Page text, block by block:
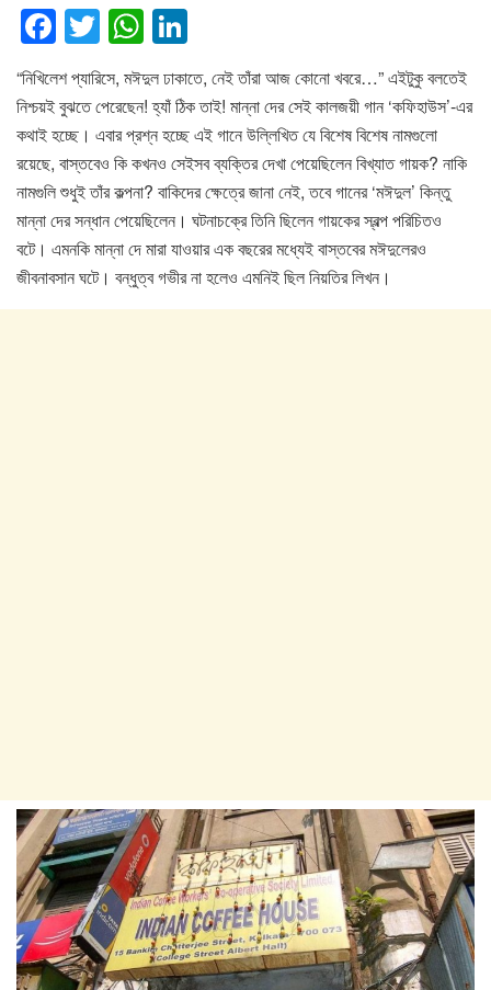
F
a
c
e
b
o
o
k
T
wi
tt
er
W
h
at
s
A
p
p
n
k
e
dI
n
“নিখিলেশ প্যারিসে, মঈদুল ঢাকাতে, নেই তাঁরা আজ কোনো খবরে…” এইটুকু বলতেই
নিশ্চয়ই বুঝতে পেরেছেন! হ্যাঁ ঠিক তাই! মান্না দের সেই কালজয়ী গান ‘কফিহাউস’-এর
কথাই হচ্ছে। এবার প্রশ্ন হচ্ছে এই গানে উল্লিখিত যে বিশেষ বিশেষ নামগুলো
রয়েছে, বাস্তবেও কি কখনও সেইসব ব্যক্তির দেখা পেয়েছিলেন বিখ্যাত গায়ক? নাকি
নামগুলি শুধুই তাঁর কল্পনা? বাকিদের ক্ষেত্রে জানা নেই, তবে গানের ‘মঈদুল’ কিন্তু
মান্না দের সন্ধান পেয়েছিলেন। ঘটনাচক্রে তিনি ছিলেন গায়কের স্বল্প পরিচিতও
বটে। এমনকি মান্না দে মারা যাওয়ার এক বছরের মধ্যেই বাস্তবের মঈদুলেরও
জীবনাবসান ঘটে। বন্ধুত্ব গভীর না হলেও এমনিই ছিল নিয়তির লিখন।